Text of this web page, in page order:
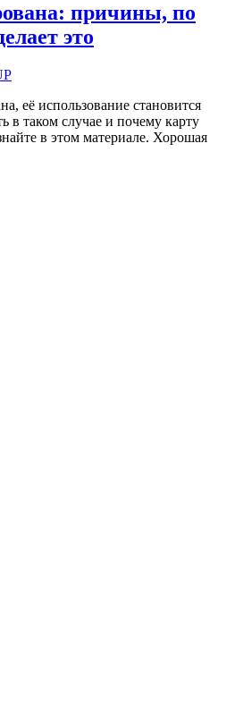
причины, по
это
её использование становится
в таком случае и почему карту
в этом материале. Хорошая